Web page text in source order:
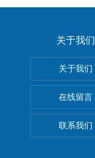
关于我们
关于我们
在线留言
联系我们